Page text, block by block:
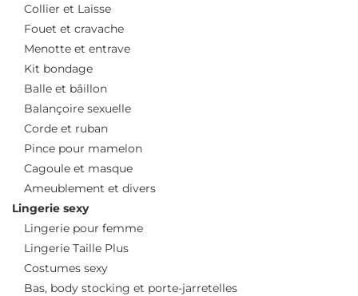
Collier et Laisse
Fouet et cravache
Menotte et entrave
Kit bondage
Balle et bâillon
Balançoire sexuelle
Corde et ruban
Pince pour mamelon
Cagoule et masque
Ameublement et divers
Lingerie sexy
Lingerie pour femme
Lingerie Taille Plus
Costumes sexy
Bas, body stocking et porte-jarretelles